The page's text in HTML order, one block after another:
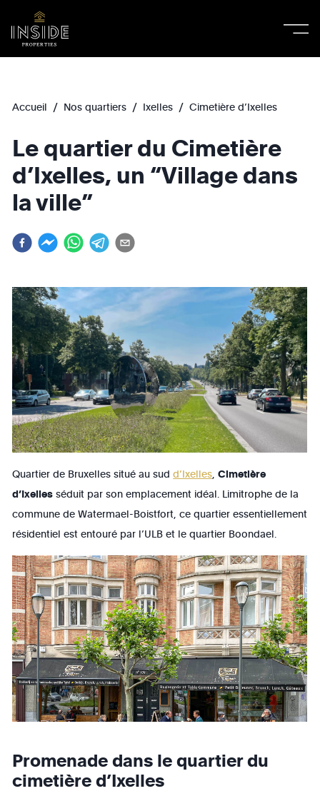
Accueil / Nos quartiers / Ixelles / Cimetière d’Ixelles
Le quartier du Cimetière
d’Ixelles, un “Village dans
la ville”
Quartier de Bruxelles situé au sudd’Ixelles,Cimetière
d’Ixelles séduit par son emplacement idéal. Limitrophe de la
commune de Watermael-Boistfort, ce quartier essentiellement
résidentiel est entouré par l’ULB et le quartier Boondael.
Promenade dans le quartier du
cimetière d’Ixelles